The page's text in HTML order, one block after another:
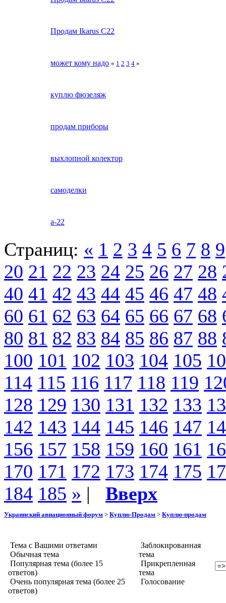
Продам Ikarus C22
может кому надо « 1 2 3 4 »
куплю фюзеляж
продам приборы
выхлопной колектор
самоделки
а-22
Страниц: « 1 2 3 4 5 6 7 8 9
20 21 22 23 24 25 26 27 28
40 41 42 43 44 45 46 47 48
60 61 62 63 64 65 66 67 68
80 81 82 83 84 85 86 87 88
100 101 102 103 104 105
114 115 116 117 118 119
128 129 130 131 132 133
142 143 144 145 146 147
156 157 158 159 160 161
170 171 172 173 174 175
184 185 » | Вверх
Украинский авиационный форум > Куплю-Продам > Куплю-продам
Тема с Вашими ответами
Обычная тема
Популярная тема (более 15
ответов)
Очень популярная тема (более 25
ответов)
Заблокированная
тема
Прикрепленная
тема
Голосование